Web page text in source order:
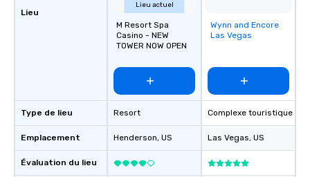
Lieu
Type de lieu
Emplacement
Évaluation du lieu
Lieu actuel
M Resort Spa
Casino - NEW
TOWER NOW OPEN
Resort
Henderson, US
Removed from
favorites
Wynn and Encore
Las Vegas
Complexe touristique
Las Vegas, US